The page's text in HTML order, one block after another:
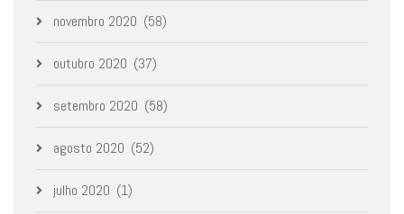
novembro 2020 (58)
outubro 2020 (37)
setembro 2020 (58)
agosto 2020 (52)
julho 2020 (1)